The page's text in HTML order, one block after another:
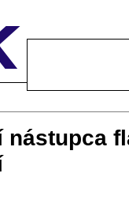
nástupca